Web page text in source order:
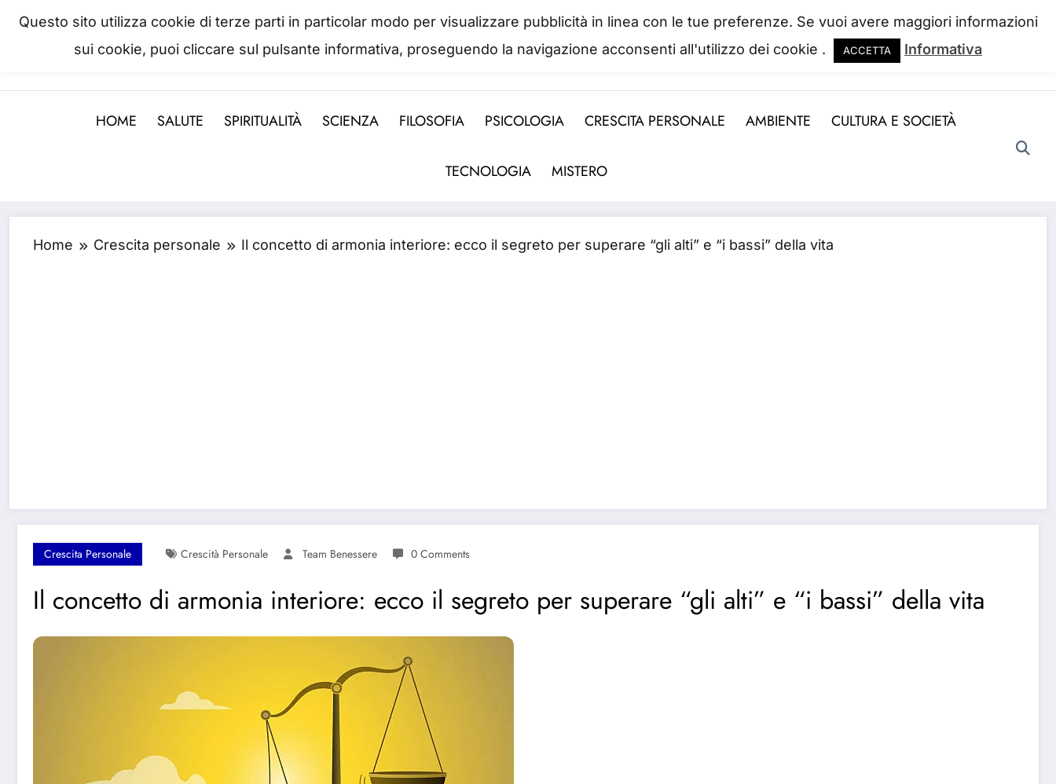
IL PORTALE DEL BENESSERE
La salute è come il denaro, non abbiamo mai una vera idea del suo valore fino a quando la perdiamo. Josh Billings
HOME SALUTE SPIRITUALITÀ SCIENZA FILOSOFIA PSICOLOGIA CRESCITA PERSONALE AMBIENTE CULTURA E SOCIETÀ
TECNOLOGIA MISTERO
Home Crescita personale Il concetto di armonia interiore: ecco il segreto per superare “gli alti” e “i bassi” della vita
Crescita Personale Crescità Personale Team Benessere 0 Comments
Il concetto di armonia interiore: ecco il segreto per superare “gli alti” e “i bassi” della vita
Questo sito utilizza cookie di terze parti in particolar modo per visualizzare pubblicità in linea con le tue preferenze. Se vuoi avere maggiori informazioni
sui cookie, puoi cliccare sul pulsante informativa, proseguendo la navigazione acconsenti all'utilizzo dei cookie .
ACCETTA Informativa